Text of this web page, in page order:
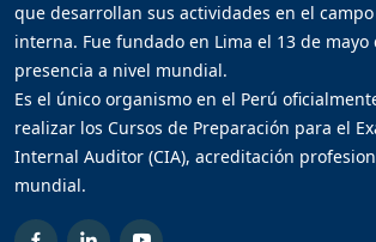
que desarrollan sus actividades en el
interna. Fue fundado en Lima el 13 de mayo
presencia a nivel mundial.
Es el único organismo en el Perú
realizar los Cursos de Preparación para el
Internal Auditor (CIA), acreditación
mundial.